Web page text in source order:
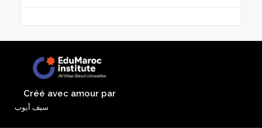
Créé avec amour par
سيف أيوب